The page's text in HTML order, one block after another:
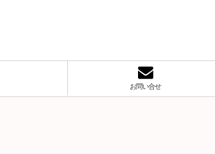
お問い合せ